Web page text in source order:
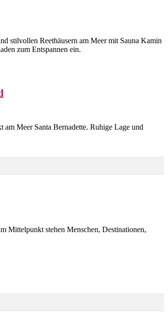
stilvollen Reethäusern am Meer mit Sauna Kamin
zum Entspannen ein.
am Meer Santa Bernadette. Ruhige Lage und
Mittelpunkt stehen Menschen, Destinationen,